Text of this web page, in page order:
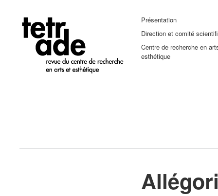
Présentation
Direction et comité
Centre de recherche en
esthétique